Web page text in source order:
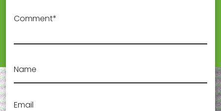
Comment*
Name
Email